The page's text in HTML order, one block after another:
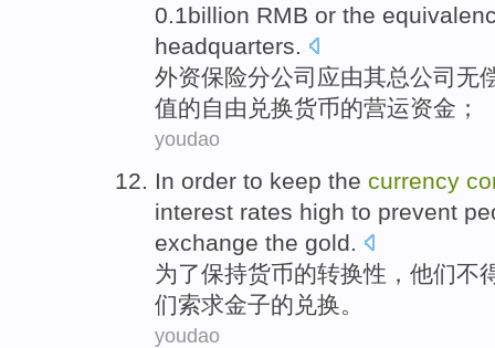
0.1billion RMB or the
headquarters.
外资保险分公司 应由其总公司 无
值的自由兑换货币的营运资金 ；
youdao
In order to keep the currency
interest rates high to prevent
exchange the gold.
为了保持货币的转换性 ， 他们不
们索求金子的 兑换。
youdao